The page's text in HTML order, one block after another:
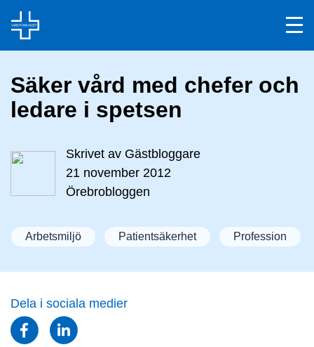
Säker vård med chefer och
ledare i spetsen
Skrivet av Gästbloggare
21 november 2012
Örebrobloggen
Arbetsmiljö Patientsäkerhet Profession
Dela i sociala medier